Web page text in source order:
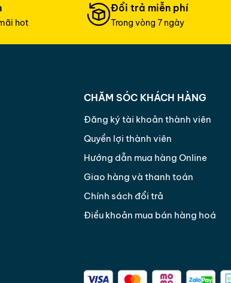
hot
Đổi trả miễn phí
Trong vòng 7 ngày
CHĂM SÓC KHÁCH HÀNG
Đăng ký tài khoản thành viên
Quyền lợi thành viên
Hướng dẫn mua hàng Online
Giao hàng và thanh toán
Chính sách đổi trả
Điều khoản mua bán hàng hoá